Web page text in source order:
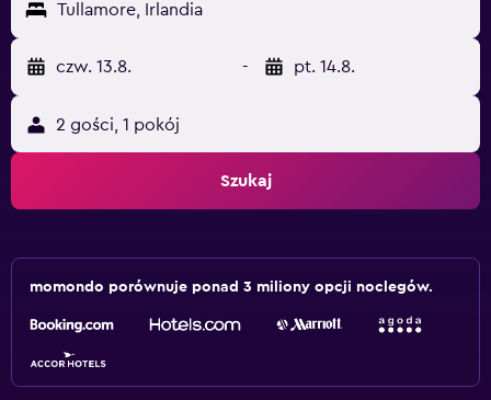
Tullamore, Irlandia
czw. 13.8. - pt. 14.8.
2 gości, 1 pokój
Szukaj
momondo porównuje ponad 3 miliony opcji noclegów.